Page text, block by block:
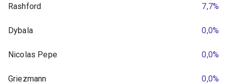
Rashford 7,7%
Dybala 0,0%
Nicolas Pepe 0,0%
Griezmann 0,0%